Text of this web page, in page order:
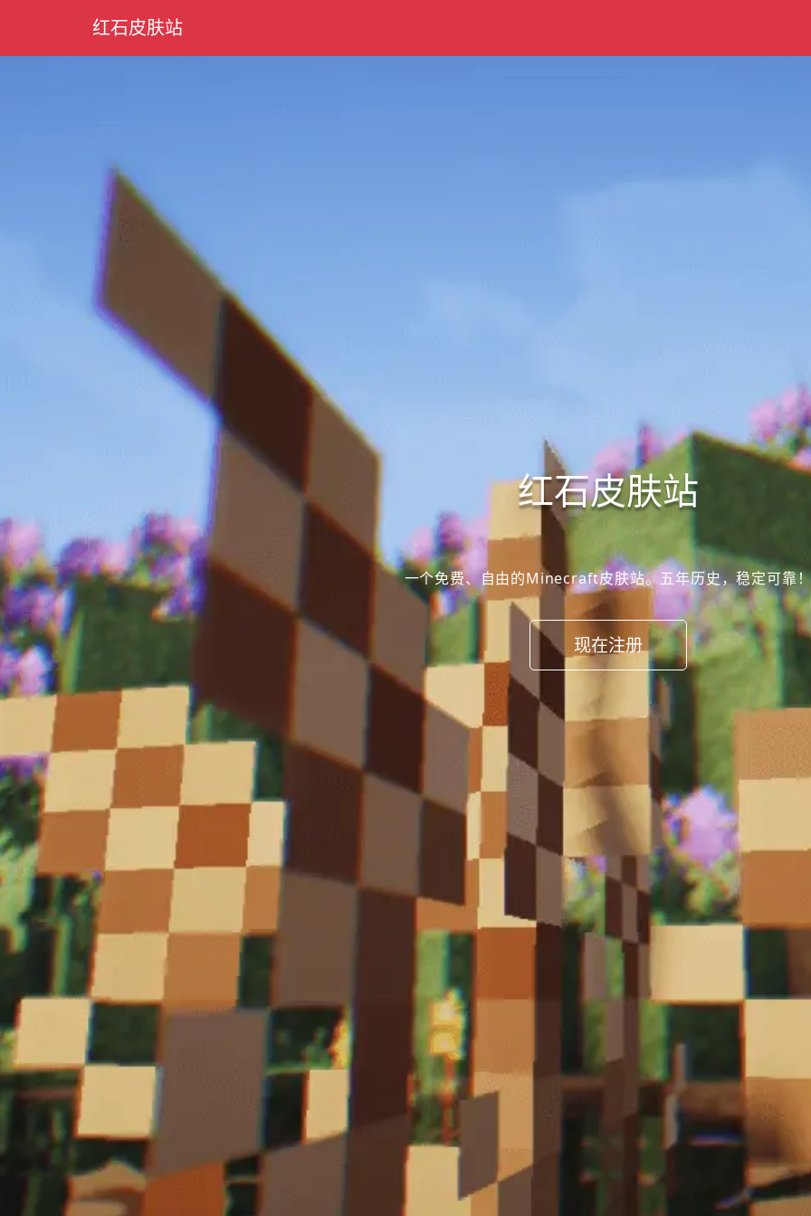
红石皮肤站
红石皮肤站
一个免费、自由的Minecraft皮肤站。五年历史，稳定可靠
现在注册